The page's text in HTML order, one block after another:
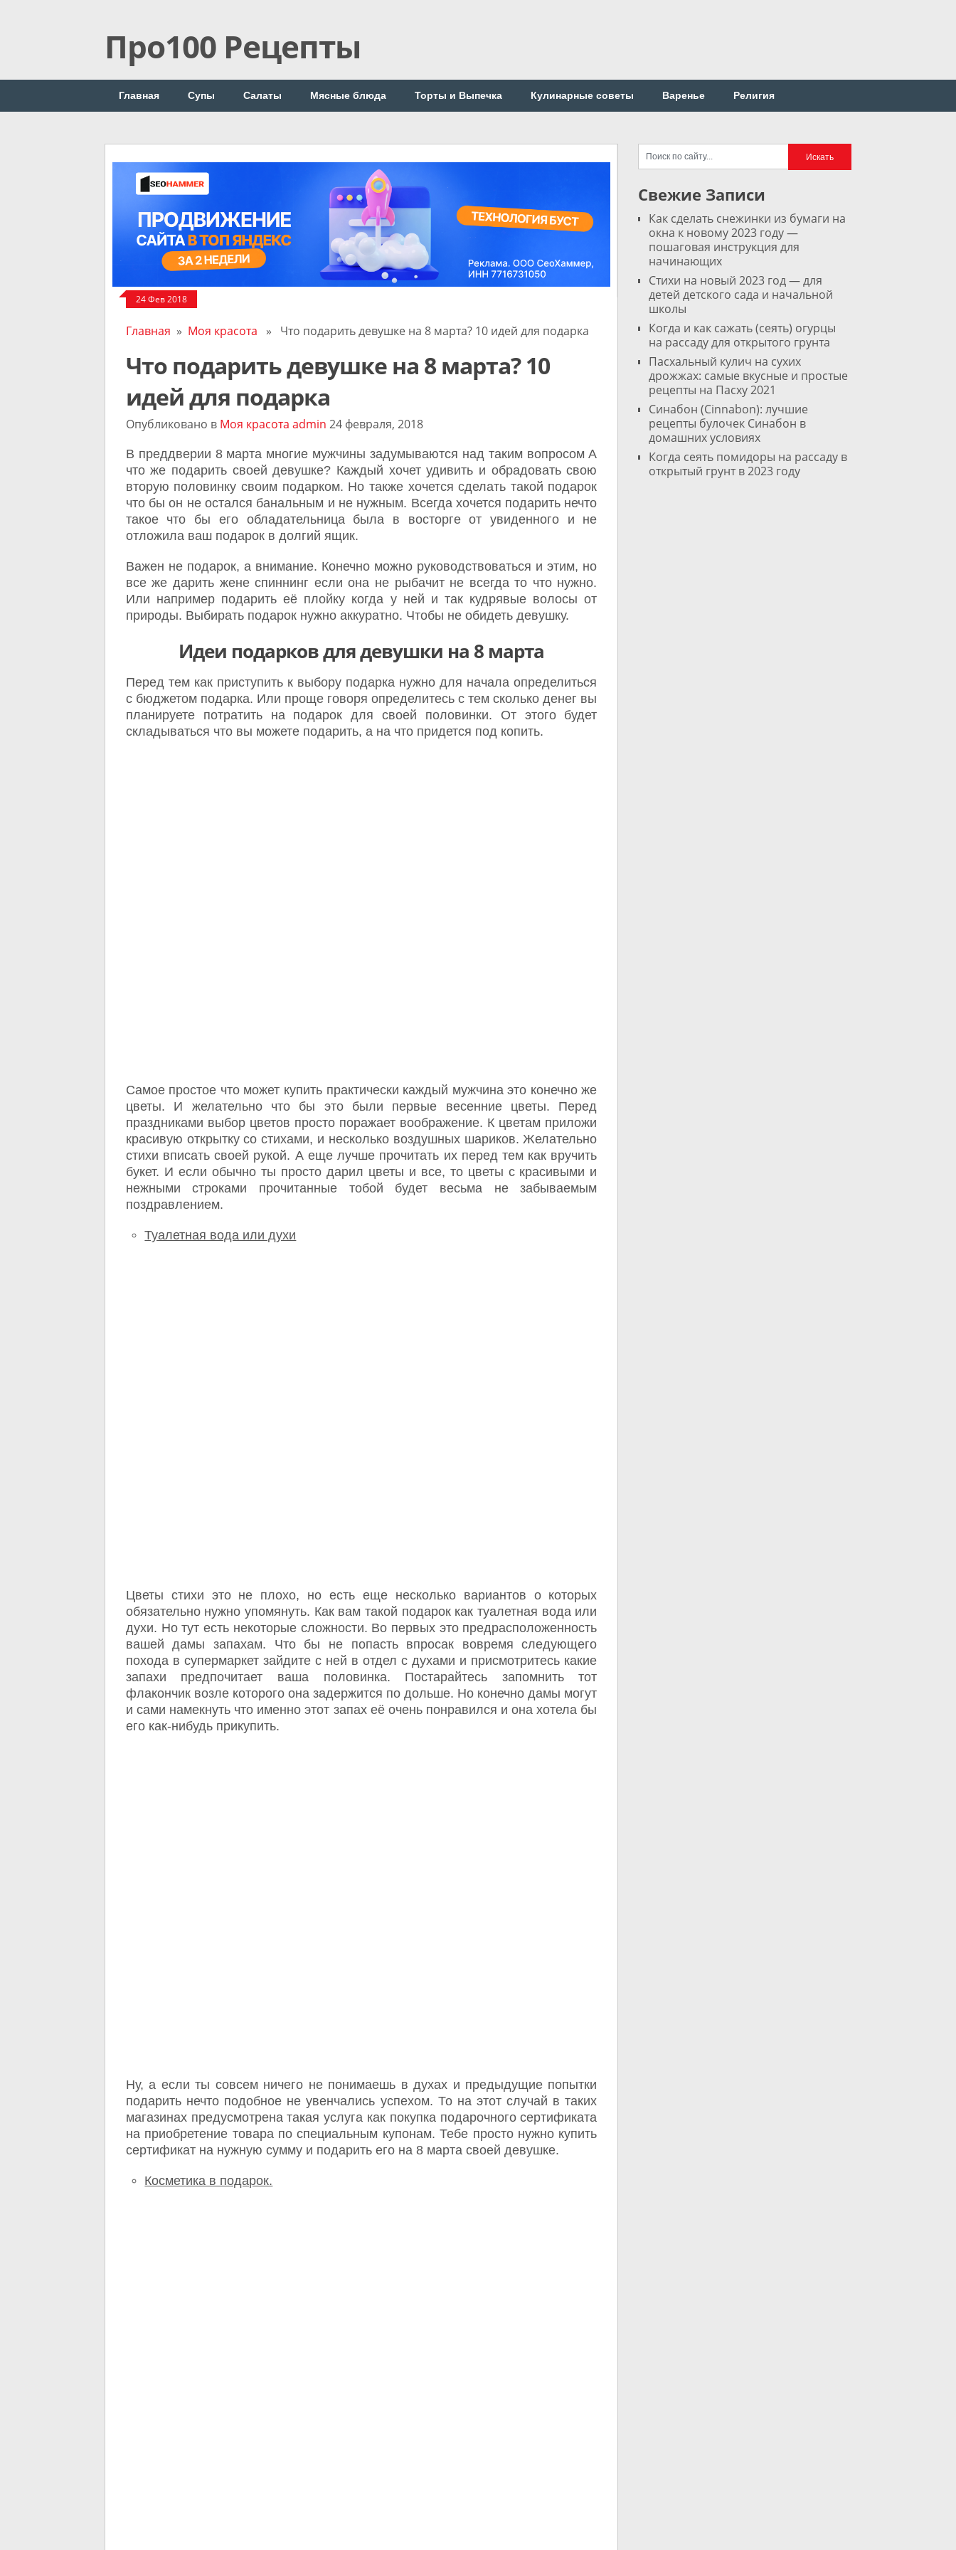
Про100 Рецепты
Главная Супы Салаты Мясные блюда Торты и Выпечка Кулинарные советы Варенье Религия
24 Фев 2018
Главная » Моя красота » Что подарить девушке на 8 марта? 10 идей для подарка
Что подарить девушке на 8 марта? 10
идей для подарка
Опубликовано в Моя красота admin 24 февраля, 2018
В преддверии 8 марта многие мужчины задумываются над таким вопросом А
что же подарить своей девушке? Каждый хочет удивить и обрадовать свою
вторую половинку своим подарком. Но также хочется сделать такой подарок
что бы он не остался банальным и не нужным. Всегда хочется подарить нечто
такое что бы его обладательница была в восторге от увиденного и не
отложила ваш подарок в долгий ящик.
Важен не подарок, а внимание. Конечно можно руководствоваться и этим, но
все же дарить жене спиннинг если она не рыбачит не всегда то что нужно.
Или например подарить её плойку когда у ней и так кудрявые волосы от
природы. Выбирать подарок нужно аккуратно. Чтобы не обидеть девушку.
Идеи подарков для девушки на 8 марта
Перед тем как приступить к выбору подарка нужно для начала определиться
с бюджетом подарка. Или проще говоря определитесь с тем сколько денег вы
планируете потратить на подарок для своей половинки. От этого будет
складываться что вы можете подарить, а на что придется под копить.
Самое простое что может купить практически каждый мужчина это конечно же
цветы. И желательно что бы это были первые весенние цветы. Перед
праздниками выбор цветов просто поражает воображение. К цветам приложи
красивую открытку со стихами, и несколько воздушных шариков. Желательно
стихи вписать своей рукой. А еще лучше прочитать их перед тем как вручить
букет. И если обычно ты просто дарил цветы и все, то цветы с красивыми и
нежными строками прочитанные тобой будет весьма не забываемым
поздравлением.
Туалетная вода или духи
Цветы стихи это не плохо, но есть еще несколько вариантов о которых
обязательно нужно упомянуть. Как вам такой подарок как туалетная вода или
духи. Но тут есть некоторые сложности. Во первых это предрасположенность
вашей дамы запахам. Что бы не попасть впросак вовремя следующего
похода в супермаркет зайдите с ней в отдел с духами и присмотритесь какие
запахи предпочитает ваша половинка. Постарайтесь запомнить тот
флакончик возле которого она задержится по дольше. Но конечно дамы могут
и сами намекнуть что именно этот запах её очень понравился и она хотела бы
его как-нибудь прикупить.
Ну, а если ты совсем ничего не понимаешь в духах и предыдущие попытки
подарить нечто подобное не увенчались успехом. То на этот случай в таких
магазинах предусмотрена такая услуга как покупка подарочного сертификата
на приобретение товара по специальным купонам. Тебе просто нужно купить
сертификат на нужную сумму и подарить его на 8 марта своей девушке.
Косметика в подарок.
Свежие Записи
Как сделать снежинки из бумаги на
окна к новому 2023 году —
пошаговая инструкция для
начинающих
Стихи на новый 2023 год — для
детей детского сада и начальной
школы
Когда и как сажать (сеять) огурцы
на рассаду для открытого грунта
Пасхальный кулич на сухих
дрожжах: самые вкусные и простые
рецепты на Пасху 2021
Cинабон (Cinnabon): лучшие
рецепты булочек Синабон в
домашних условиях
Когда сеять помидоры на рассаду в
открытый грунт в 2023 году